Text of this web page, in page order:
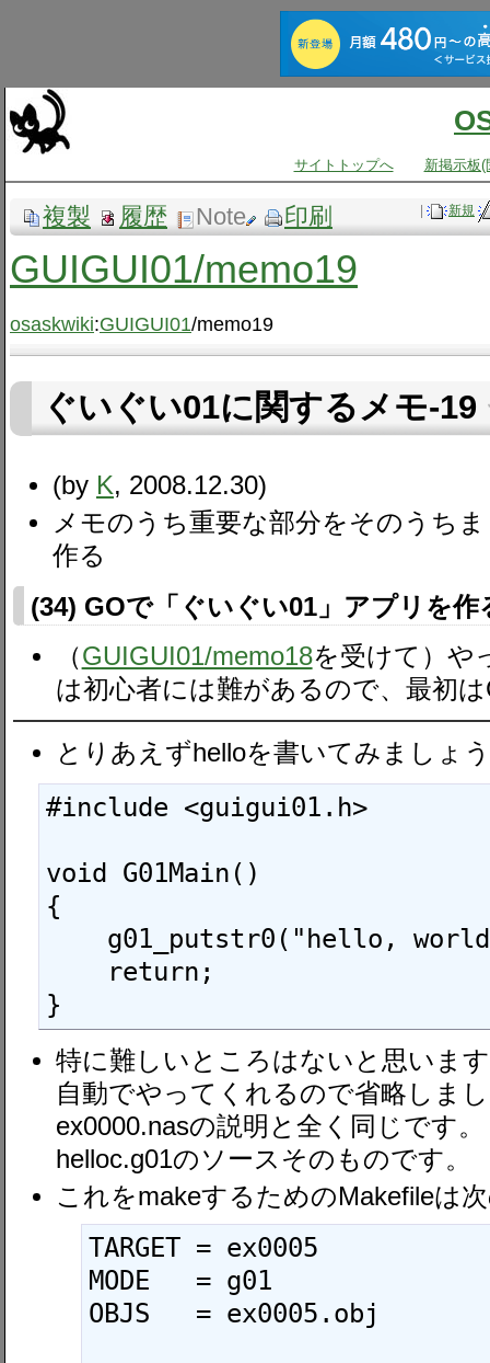
サイトトップへ 新掲示板(
| 新規
複製 履歴 Note 印刷
GUIGUI01​/memo19
osaskwiki:GUIGUI01/memo19
ぐいぐい01に関するメモ-19
(by K, 2008.12.30)
メモのうち重要な部分をそのうち
作る
(34) GOで「ぐいぐい01」アプリを
（GUIGUI01​/memo18を受けて）や
は初心者には難があるので、最初
とりあえずhelloを書いてみましょ
#include <guigui01.h>
void G01Main()
{
特に難しいところはないと思いま
自動でやってくれるので省略しま
ex0000.nasの説明と全く同じです
helloc.g01のソースそのものです。
これをmakeするためのMakefileは
TARGET = ex0005
MODE   = g01
OBJS   = ex0005.obj